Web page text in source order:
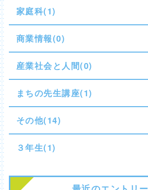
家庭科(1)
商業情報(0)
産業社会と人間(0)
まちの先生講座(1)
その他(14)
３年生(1)